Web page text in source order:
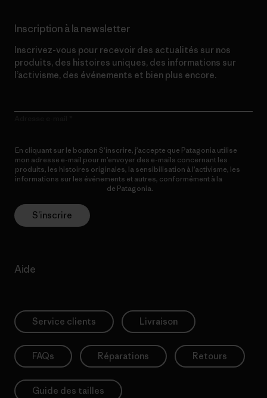
Inscription à la newsletter
Inscrivez-vous pour recevoir des actualités sur nos
produits, des histoires uniques, des informations sur
l’activisme, des événements et bien plus encore.
En cliquant sur le bouton S’inscrire, j’accepte que Patagonia utilise
mon adresse e-mail pour m’envoyer des e-mails concernant les
produits, les histoires originales, la sensibilisation à l’activisme, les
informations sur les événements et autres, conformément à la
de Patagonia.
S’inscrire
Aide
Service clients Livraison
FAQs Réparations Retours
Guide des tailles